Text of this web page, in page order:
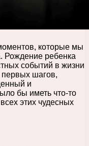
которые мы
Рождение ребенка
событий в жизни
первых шагов,
и
бы иметь что-то
этих чудесных